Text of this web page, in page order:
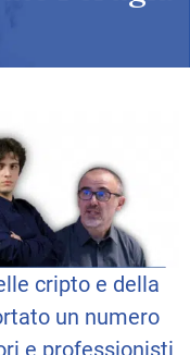
cripto e della
un numero
e professionisti